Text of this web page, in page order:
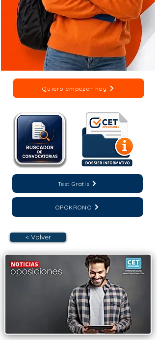
Quiero empezar hoy
Test Gratis
OPOKRONO
< Volver